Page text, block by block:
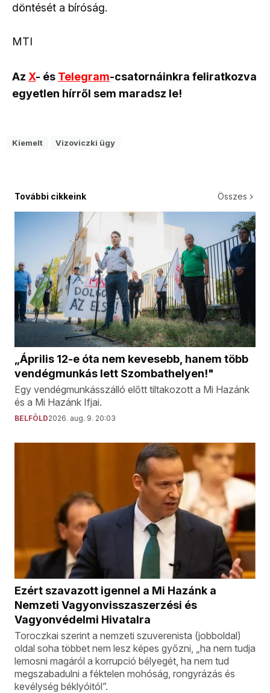
döntését a bíróság.
MTI
Az X- és Telegram-csatornáinkra feliratkozva
egyetlen hírről sem maradsz le!
Kiemelt Vizoviczki ügy
További cikkeink Összes
„Április 12-e óta nem kevesebb, hanem több
vendégmunkás lett Szombathelyen!"
Egy vendégmunkásszálló előtt tiltakozott a Mi Hazánk
és a Mi Hazánk Ifjai.
BELFÖLD2026. aug. 9. 20:03
Ezért szavazott igennel a Mi Hazánk a
Nemzeti Vagyonvisszaszerzési és
Vagyonvédelmi Hivatalra
Toroczkai szerint a nemzeti szuverenista (jobboldal)
oldal soha többet nem lesz képes győzni, „ha nem tudja
lemosni magáról a korrupció bélyegét, ha nem tud
megszabadulni a féktelen mohóság, rongyrázás és
kevélység béklyóitól”.